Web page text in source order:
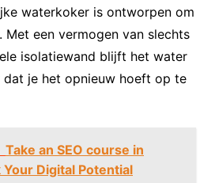
waterkoker is ontworpen om
Met een vermogen van slechts
isolatiewand blijft het water
dat je het opnieuw hoeft op te
Take an SEO course in
Digital Potential